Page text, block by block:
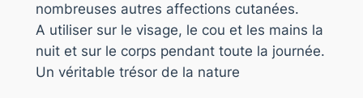
nombreuses autres affections cutanées.
A utiliser sur le visage, le cou et les mains la
nuit et sur le corps pendant toute la journée.
Un véritable trésor de la nature